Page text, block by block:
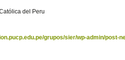
del Peru
grupos/sier/wp-admin/post-